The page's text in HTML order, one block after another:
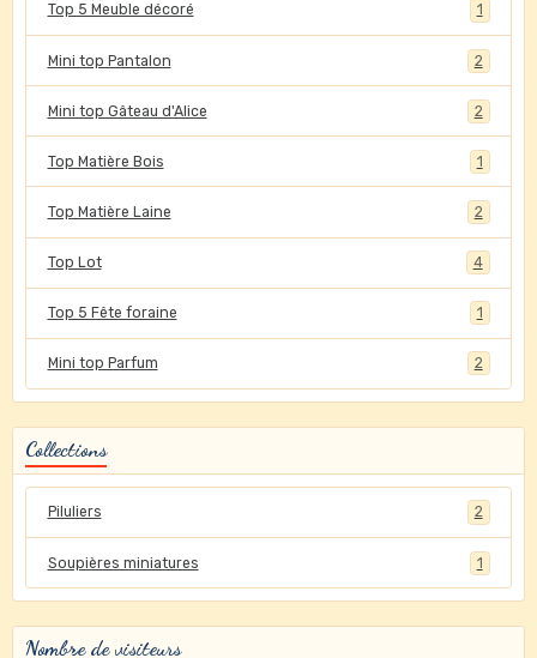
Top 5 Meuble décoré 1
Mini top Pantalon 2
Mini top Gâteau d'Alice 2
Top Matière Bois 1
Top Matière Laine 2
Top Lot 4
Top 5 Fête foraine 1
Mini top Parfum 2
Collections
Piluliers 2
Soupières miniatures 1
Nombre de visiteurs